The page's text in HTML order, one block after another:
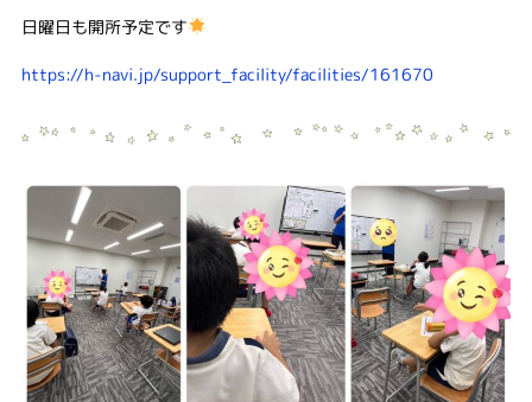
日曜日も開所予定です
https://h-navi.jp/support_facility/facilities/161670